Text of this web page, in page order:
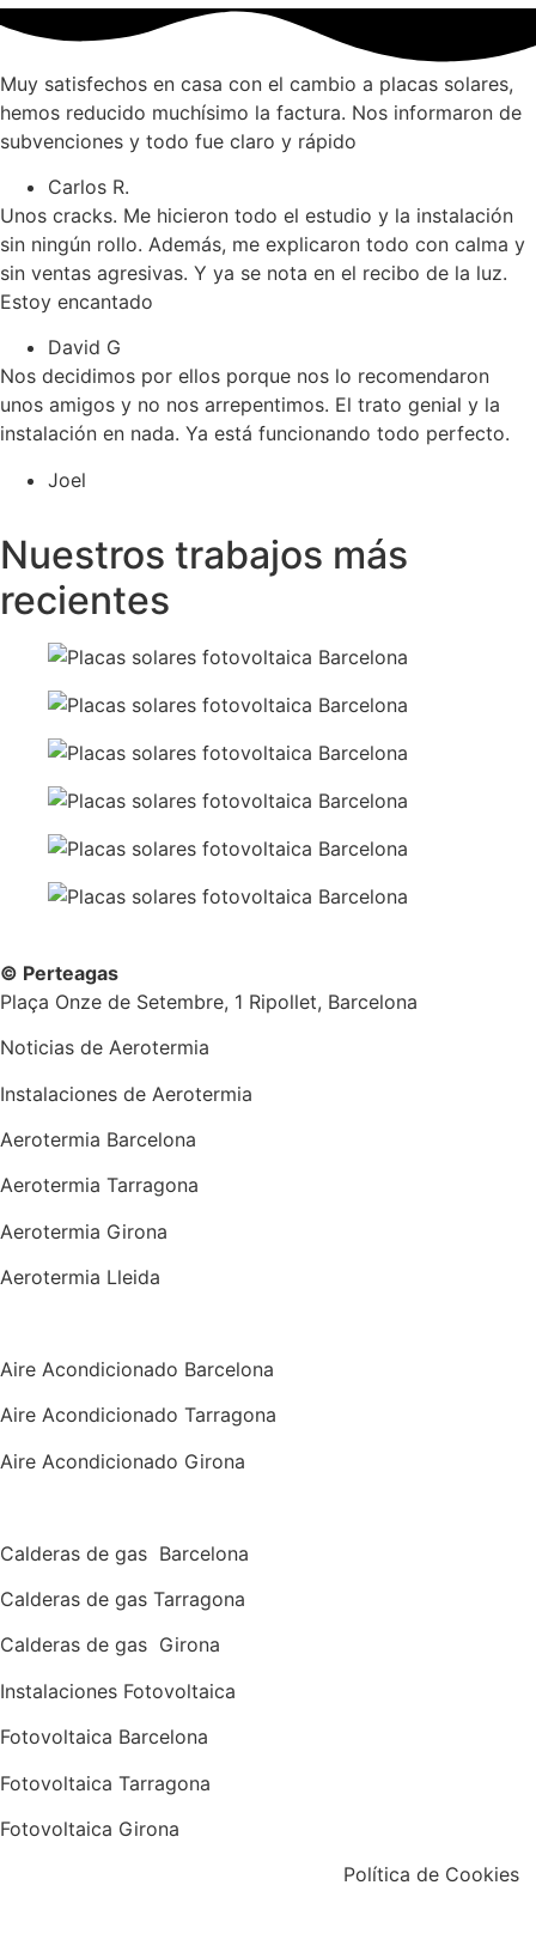
Muy satisfechos en casa con el cambio a placas solares,
hemos reducido muchísimo la factura. Nos informaron de
subvenciones y todo fue claro y rápido
Carlos R.
Unos cracks. Me hicieron todo el estudio y la instalación
sin ningún rollo. Además, me explicaron todo con calma y
sin ventas agresivas. Y ya se nota en el recibo de la luz.
Estoy encantado
David G
Nos decidimos por ellos porque nos lo recomendaron
unos amigos y no nos arrepentimos. El trato genial y la
instalación en nada. Ya está funcionando todo perfecto.
Joel
Nuestros trabajos más
recientes
© Perteagas
Plaça Onze de Setembre, 1 Ripollet, Barcelona
Noticias de Aerotermia
Instalaciones de Aerotermia
Aerotermia Barcelona
Aerotermia Tarragona
Aerotermia Girona
Aerotermia Lleida
Aire Acondicionado Barcelona
Aire Acondicionado Tarragona
Aire Acondicionado Girona
Calderas de gas Barcelona
Calderas de gas Tarragona
Calderas de gas Girona
Instalaciones Fotovoltaica
Fotovoltaica Barcelona
Fotovoltaica Tarragona
Fotovoltaica Girona
Política de Cookies